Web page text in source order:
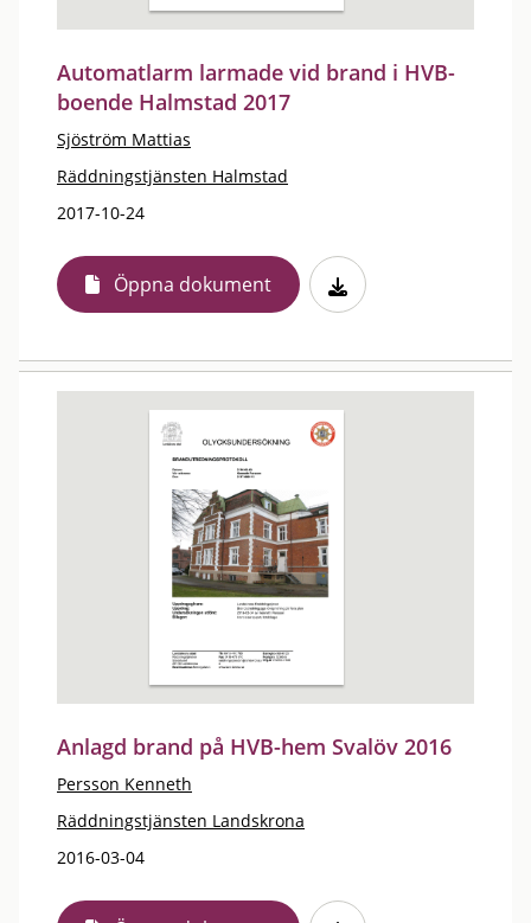
Automatlarm larmade vid brand i HVB-
boende Halmstad 2017
Sjöström Mattias
Räddningstjänsten Halmstad
2017-10-24
Öppna dokument
Anlagd brand på HVB-hem Svalöv 2016
Persson Kenneth
Räddningstjänsten Landskrona
2016-03-04